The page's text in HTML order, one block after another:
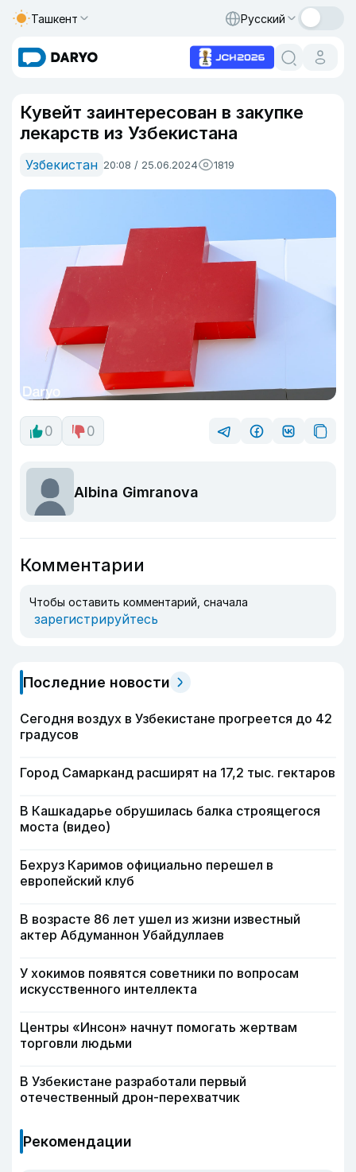
Ташкент Русский
Кувейт заинтересован в закупке
лекарств из Узбекистана
Узбекистан 20:08 / 25.06.2024 1819
0 0
Albina Gimranova
Комментарии
Чтобы оставить комментарий, сначала
зарегистрируйтесь
Последние новости
Сегодня воздух в Узбекистане прогреется до 42
градусов
Город Самарканд расширят на 17,2 тыс. гектаров
В Кашкадарье обрушилась балка строящегося
моста (видео)
Бехруз Каримов официально перешел в
европейский клуб
В возрасте 86 лет ушел из жизни известный
актер Абдуманнон Убайдуллаев
У хокимов появятся советники по вопросам
искусственного интеллекта
Центры «Инсон» начнут помогать жертвам
торговли людьми
В Узбекистане разработали первый
отечественный дрон-перехватчик
Рекомендации